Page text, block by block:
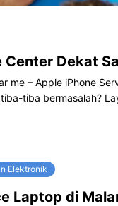
Center Dekat
me – Apple iPhone
tiba bermasalah?
Elektronik
Laptop di